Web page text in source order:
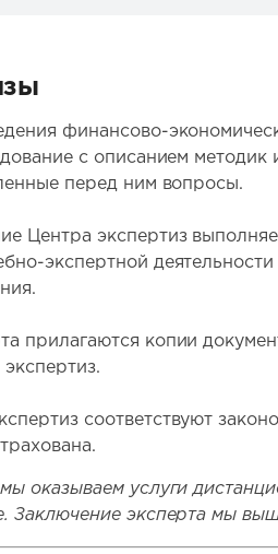
финансово-
с описанием
перед ним вопросы.
Центра экспертиз
экспертной
прилагаются копии
соответствуют
оказываем услуги
Заключение эксперта мы